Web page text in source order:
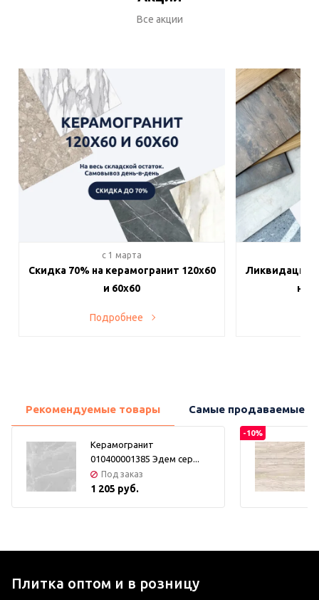
Все акции
c 1 марта
Скидка 70% на керамогранит 120х60
и 60х60
Подробнее
Ликвидация
на
Рекомендуемые товары Самые продаваемые
Керамогранит
010400001385 Эдем сер...
Под заказ
1 205 руб.
-10%
Плитка оптом и в розницу